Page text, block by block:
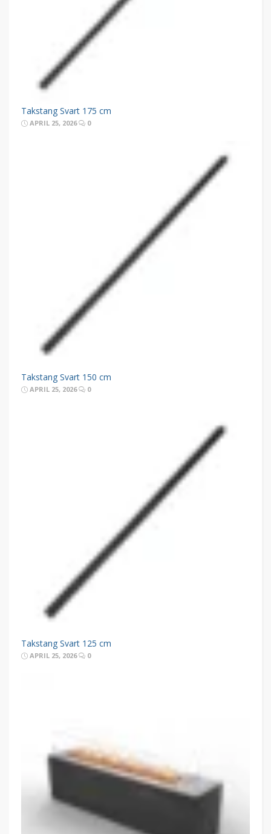
Takstang Svart 175 cm
APRIL 25, 2026 0
Takstang Svart 150 cm
APRIL 25, 2026 0
Takstang Svart 125 cm
APRIL 25, 2026 0